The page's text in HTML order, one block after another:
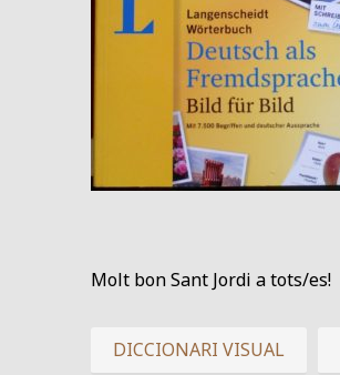
Molt bon Sant Jordi a tots/es!
DICCIONARI VISUAL